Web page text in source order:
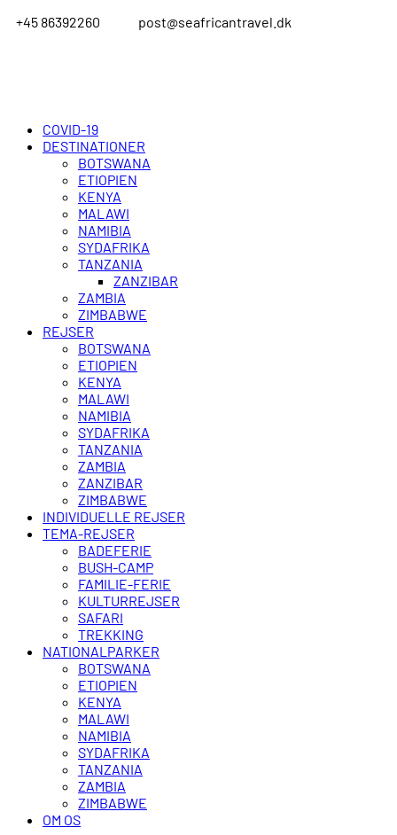
+45 86392260
post@seafricantravel.dk
COVID-19
DESTINATIONER
BOTSWANA
ETIOPIEN
KENYA
MALAWI
NAMIBIA
SYDAFRIKA
TANZANIA
ZANZIBAR
ZAMBIA
ZIMBABWE
REJSER
BOTSWANA
ETIOPIEN
KENYA
MALAWI
NAMIBIA
SYDAFRIKA
TANZANIA
ZAMBIA
ZANZIBAR
ZIMBABWE
INDIVIDUELLE REJSER
TEMA-REJSER
BADEFERIE
BUSH-CAMP
FAMILIE-FERIE
KULTURREJSER
SAFARI
TREKKING
NATIONALPARKER
BOTSWANA
ETIOPIEN
KENYA
MALAWI
NAMIBIA
SYDAFRIKA
TANZANIA
ZAMBIA
ZIMBABWE
OM OS